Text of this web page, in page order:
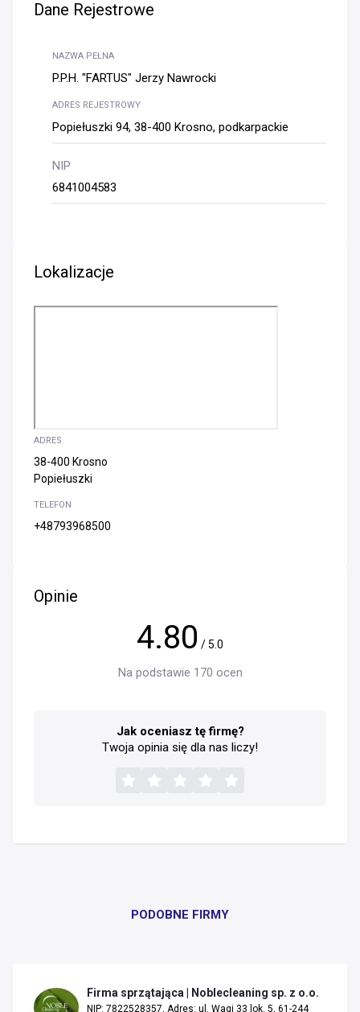
Dane Rejestrowe
NAZWA PEŁNA
P.P.H. "FARTUS" Jerzy Nawrocki
ADRES REJESTROWY
Popiełuszki 94, 38-400 Krosno, podkarpackie
NIP
6841004583
Lokalizacje
ADRES
38-400 Krosno
Popiełuszki
TELEFON
+48793968500
Opinie
4.80 / 5.0
Na podstawie 170 ocen
Jak oceniasz tę firmę?
Twoja opinia się dla nas liczy!
PODOBNE FIRMY
Firma sprzątająca | Noblecleaning sp. z o.o.
NIP: 7822528357, Adres: ul. Wagi 33 lok. 5, 61-244